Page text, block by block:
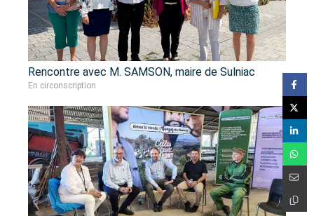
Rencontre avec M. SAMSON, maire de Sulniac
En circonscription